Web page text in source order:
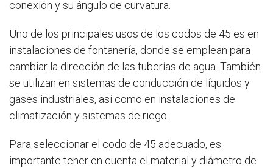
conexión y su ángulo de curvatura.
Uno de los principales usos de los codos de 45 es en
instalaciones de fontanería, donde se emplean para
cambiar la dirección de las tuberías de agua. También
se utilizan en sistemas de conducción de líquidos y
gases industriales, así como en instalaciones de
climatización y sistemas de riego.
Para seleccionar el codo de 45 adecuado, es
importante tener en cuenta el material y diámetro de